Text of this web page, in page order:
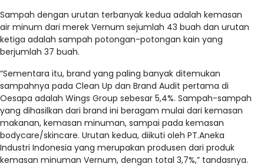
Sampah dengan urutan terbanyak kedua adalah kemasan
air minum dari merek Vernum sejumlah 43 buah dan urutan
ketiga adalah sampah potongan-potongan kain yang
berjumlah 37 buah.
“Sementara itu, brand yang paling banyak ditemukan
sampahnya pada Clean Up dan Brand Audit pertama di
Oesapa adalah Wings Group sebesar 5,4%. Sampah-sampah
yang dihasilkan dari brand ini beragam mulai dari kemasan
makanan, kemasan minuman, sampai pada kemasan
bodycare/skincare. Urutan kedua, diikuti oleh PT.Aneka
Industri Indonesia yang merupakan produsen dari produk
kemasan minuman Vernum, dengan total 3,7%,” tandasnya.